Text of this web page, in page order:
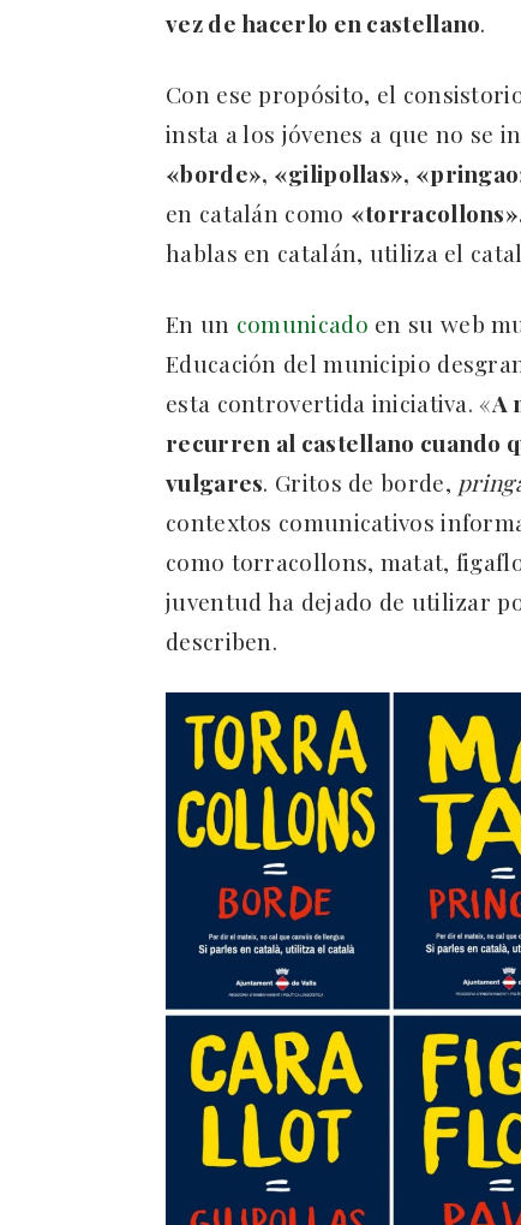
vez de hacerlo en castellano.
Con ese propósito, el
insta a los jóvenes a que no se
«borde», «gilipollas»,
en catalán como
hablas en catalán, utiliza el
En un comunicado en su web
Educación del municipio
esta controvertida iniciativa. «A
recurren al castellano cuando
vulgares. Gritos de borde,
contextos comunicativos
como torracollons, matat,
juventud ha dejado de utilizar
describen.